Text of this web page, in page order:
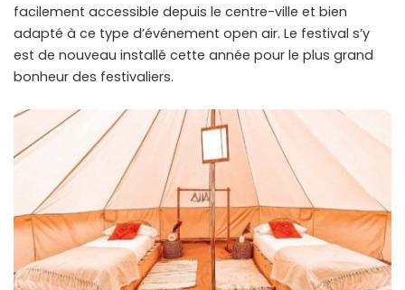
facilement accessible depuis le centre-ville et bien
adapté à ce type d’événement open air. Le festival s’y
est de nouveau installé cette année pour le plus grand
bonheur des festivaliers.